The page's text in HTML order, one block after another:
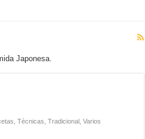
Japonesa.
,Técnicas ,Tradicional ,Varios